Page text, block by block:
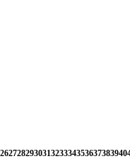
262728293031323334353637383940